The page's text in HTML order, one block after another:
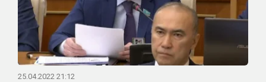
25.04.2022 21:12